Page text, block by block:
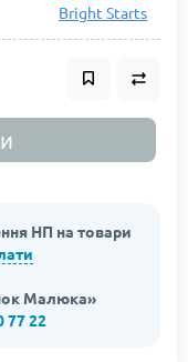
Bright Starts
НП на товари
Малюка»
77 22